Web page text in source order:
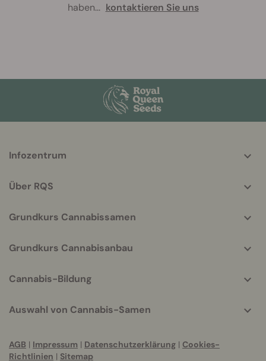
haben... kontaktieren Sie uns
helpful
Infozentrum
Über RQS
Grundkurs Cannabissamen
Grundkurs Cannabisanbau
Cannabis-Bildung
Auswahl von Cannabis-Samen
AGB | Impressum | Datenschutzerklärung | Cookies-
Richtlinien | Sitemap